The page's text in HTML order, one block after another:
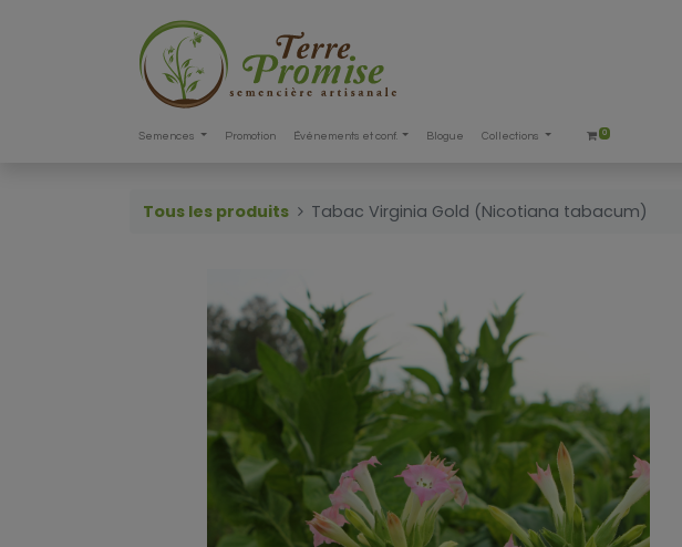
Semences Promotion Événements et conf. Blogue Collections 0
Tous les produits Tabac Virginia Gold (Nicotiana tabacum)